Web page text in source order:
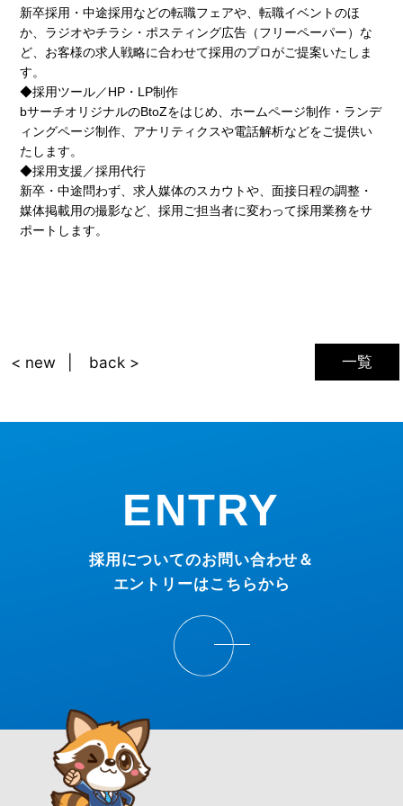
新卒採用・中途採用などの転職フェアや、転職イベントのほ
か、ラジオやチラシ・ポスティング広告（フリーペーパー）な
ど、お客様の求人戦略に合わせて採用のプロがご提案いたしま
す。
◆採用ツール／HP・LP制作
bサーチオリジナルのBtoZをはじめ、ホームページ制作・ランデ
ィングページ制作、アナリティクスや電話解析などをご提供い
たします。
◆採用支援／採用代行
新卒・中途問わず、求人媒体のスカウトや、面接日程の調整・
媒体掲載用の撮影など、採用ご担当者に変わって採用業務をサ
ポートします。
一覧
< new back >
ENTRY
採用についてのお問い合わせ＆
エントリーはこちらから